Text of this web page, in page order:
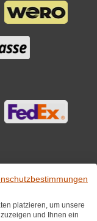
platzieren, um unsere
und Ihnen ein